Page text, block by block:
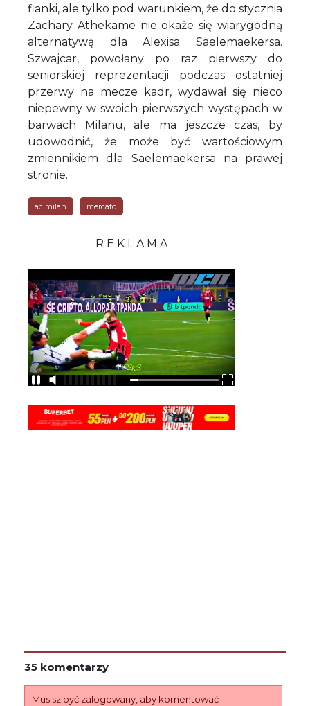
flanki, ale tylko pod warunkiem, że do stycznia
Zachary Athekame nie okaże się wiarygodną
alternatywą dla Alexisa Saelemaekersa.
Szwajcar, powołany po raz pierwszy do
seniorskiej reprezentacji podczas ostatniej
przerwy na mecze kadr, wydawał się nieco
niepewny w swoich pierwszych występach w
barwach Milanu, ale ma jeszcze czas, by
udowodnić, że może być wartościowym
zmiennikiem dla Saelemaekersa na prawej
stronie.
ac milan mercato
R E K L A M A
35 komentarzy
Musisz być zalogowany, aby komentować